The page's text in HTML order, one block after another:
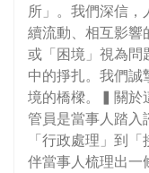
所」。我們深信
續流動、相互影響
或「困境」視為問
中的掙扎。我們誠
境的橋樑。▍關於
管員是當事人踏入
「行政處理」到
伴當事人梳理出一